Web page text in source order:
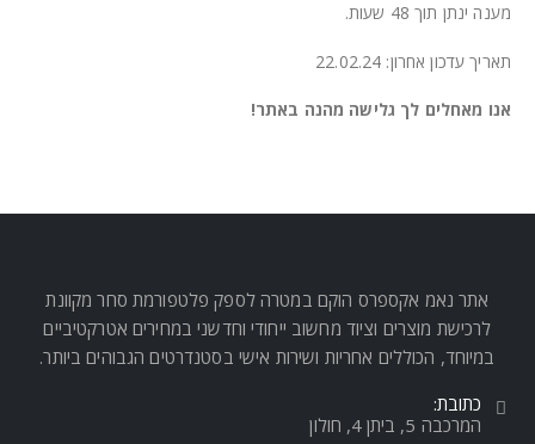
מענה ינתן תוך 48 שעות.
תאריך עדכון אחרון: 22.02.24
אנו מאחלים לך גלישה מהנה באתר!
אתר נאמ אקספרס הוקם במטרה לספק פלטפורמת סחר מקוונת
לרכישת מוצרים וציוד מחשוב ייחודי וחדשני במחירים אטרקטיביים
במיוחד, הכוללים אחריות ושירות אישי בסטנדרטים הגבוהים ביותר.
כתובת:
המרכבה 5, ביתן 4, חולון